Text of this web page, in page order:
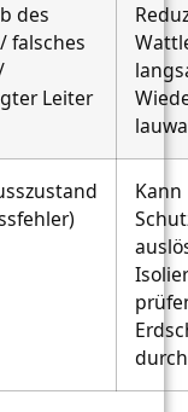
des
falsches
Leiter
Kann